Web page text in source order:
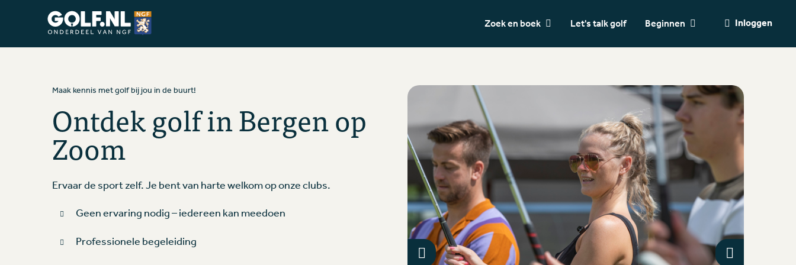
Ga naar de homepage van Golfstart
Zoek en boek Let's talk golf Beginnen Inloggen
Maak kennis met golf bij jou in de buurt!
Ontdek golf in Bergen op
Zoom
Ervaar de sport zelf. Je bent van harte welkom op onze clubs.
Geen ervaring nodig – iedereen kan meedoen
Professionele begeleiding